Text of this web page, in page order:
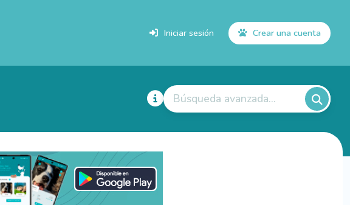
Iniciar sesión Crear una cuenta
Búsqueda avanzada...